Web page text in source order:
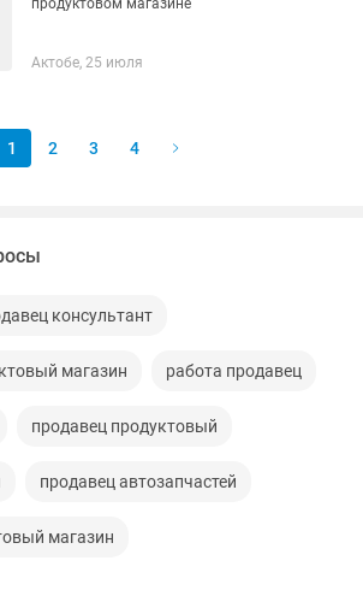
продуктовом магазине
Актобе, 25 июля
1 2 3 4
консультант
магазин работа продавец
продавец продуктовый
продавец автозапчастей
магазин